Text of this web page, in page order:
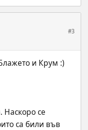
#3
Наскоро се
са били във